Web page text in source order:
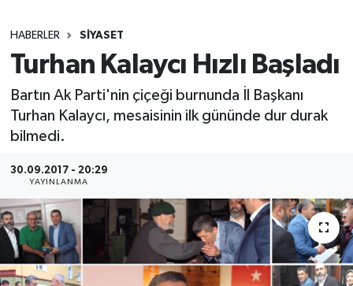
HABERLER SIYASET
Turhan Kalaycı Hızlı Başladı
Bartın Ak Parti'nin çiçeği burnunda İl Başkanı
Turhan Kalaycı, mesaisinin ilk gününde dur durak
bilmedi.
30.09.2017 - 20:29
YAYINLANMA
Kültür-Sanat
Magazin
Medya
Sağlık
Sinema
Sivil Toplum
Son Dakika Haberleri
Haber Arşivi